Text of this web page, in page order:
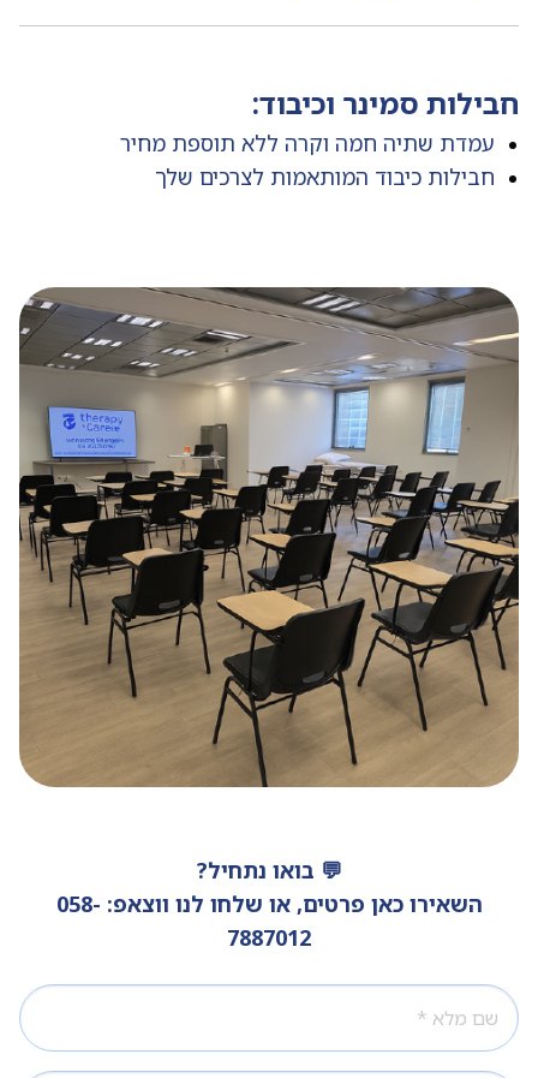
חבילות סמינר וכיבוד:
עמדת שתיה חמה וקרה ללא תוספת מחיר
חבילות כיבוד המותאמות לצרכים שלך
💬 בואו נתחיל?
השאירו כאן פרטים,או שלחו לנו ווצאפ: 058-
7887012